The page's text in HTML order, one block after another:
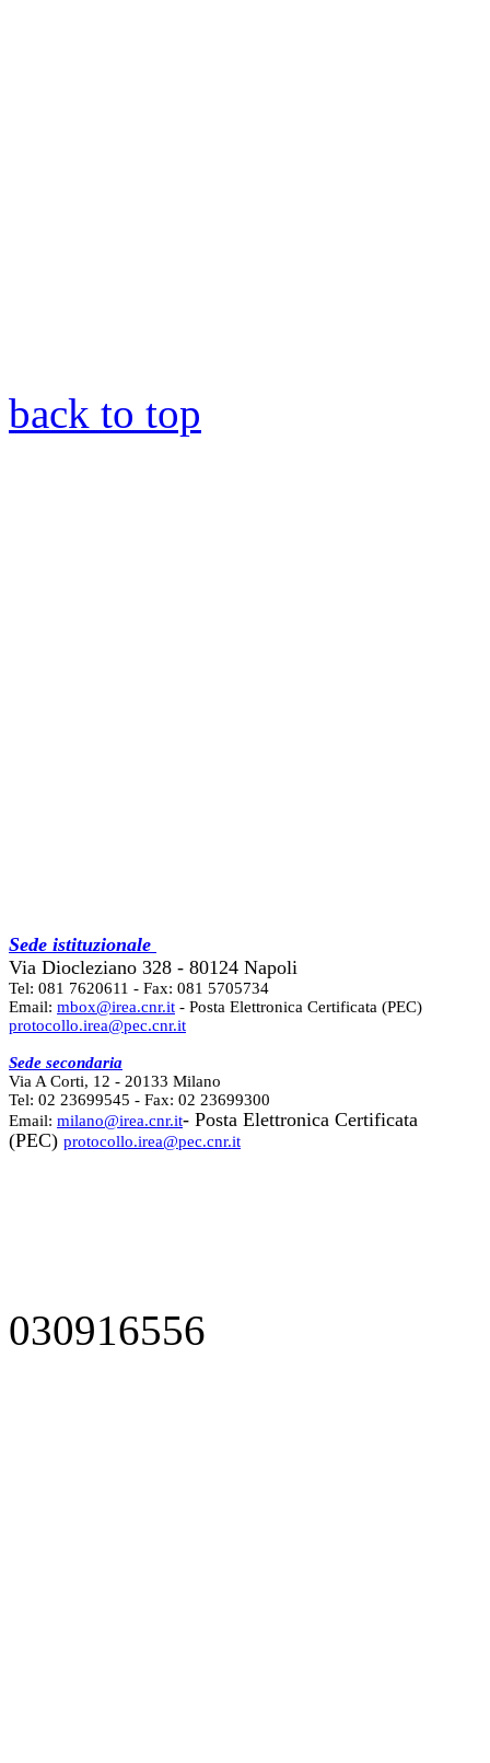
back to top
Sede istituzionale
Via Diocleziano 328 - 80124 Napoli
Tel: 081 7620611 - Fax: 081 5705734
Email: mbox@irea.cnr.it - Posta Elettronica Certificata (PEC)
protocollo.irea@pec.cnr.it
Sede secondaria
Via A Corti, 12 - 20133 Milano
Tel: 02 23699545 - Fax: 02 23699300
Email: milano@irea.cnr.it- Posta Elettronica Certificata
(PEC) protocollo.irea@pec.cnr.it
030916556